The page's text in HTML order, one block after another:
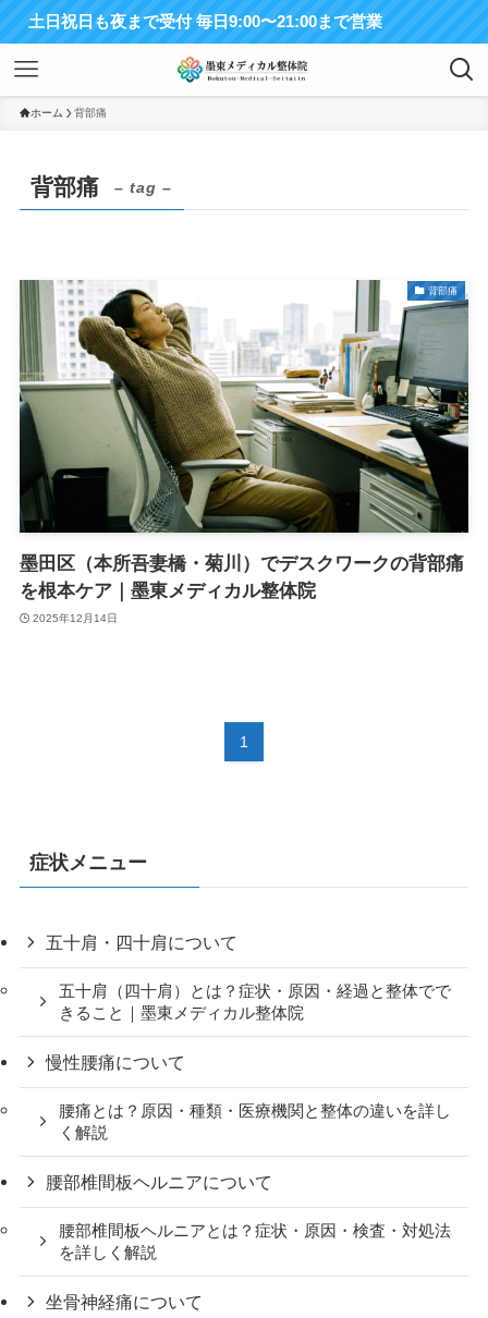
土日祝日も夜まで受付 毎日9:00〜21:00まで営業
ホーム 背部痛
背部痛 – tag –
背部痛
墨田区（本所吾妻橋・菊川）でデスクワークの背部痛
を根本ケア｜墨東メディカル整体院
2025年12月14日
1
症状メニュー
五十肩・四十肩について
五十肩（四十肩）とは？症状・原因・経過と整体でで
きること｜墨東メディカル整体院
慢性腰痛について
腰痛とは？原因・種類・医療機関と整体の違いを詳し
く解説
腰部椎間板ヘルニアについて
腰部椎間板ヘルニアとは？症状・原因・検査・対処法
を詳しく解説
坐骨神経痛について